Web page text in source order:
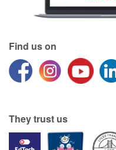
Find us on
They trust us